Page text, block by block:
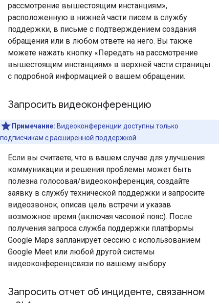
рассмотрение вышестоящим инстанциям»,
расположенную в нижней части писем в службу
поддержки, в письме с подтверждением создания
обращения или в любом ответе на него. Вы также
можете нажать кнопку «Передать на рассмотрение
вышестоящим инстанциям» в верхней части страницы
с подробной информацией о вашем обращении.
Запросить видеоконференцию
Примечание: Видеоконференции доступны только
подписчикам с расширенной поддержкой
Если вы считаете, что в вашем случае для улучшения
коммуникации и решения проблемы может быть
полезна голосовая/видеоконференция, создайте
заявку в службу технической поддержки и запросите
видеозвонок, описав цель встречи и указав
возможное время (включая часовой пояс). После
получения запроса служба поддержки платформы
Google Maps запланирует сессию с использованием
Google Meet или любой другой системы
видеоконференцсвязи по вашему выбору.
Запросить отчет об инциденте, связанном